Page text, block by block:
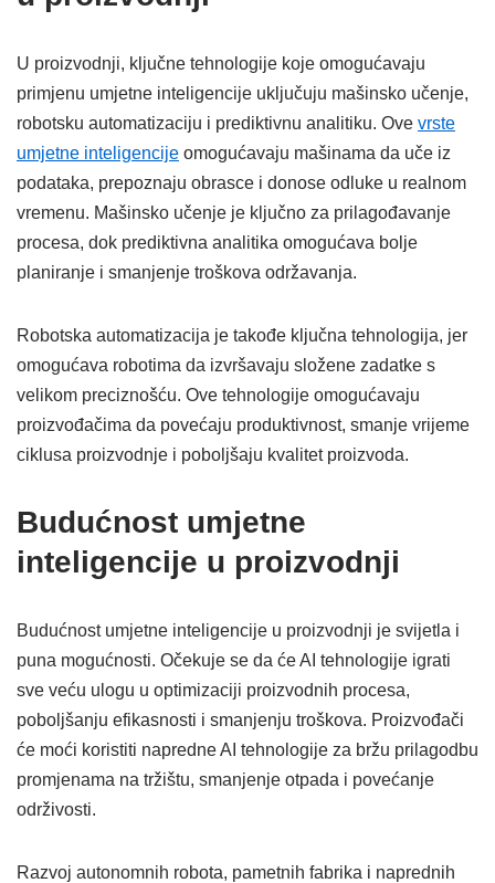
U proizvodnji, ključne tehnologije koje omogućavaju
primjenu umjetne inteligencije uključuju mašinsko učenje,
robotsku automatizaciju i prediktivnu analitiku. Ove vrste
umjetne inteligencije omogućavaju mašinama da uče iz
podataka, prepoznaju obrasce i donose odluke u realnom
vremenu. Mašinsko učenje je ključno za prilagođavanje
procesa, dok prediktivna analitika omogućava bolje
planiranje i smanjenje troškova održavanja.
Robotska automatizacija je takođe ključna tehnologija, jer
omogućava robotima da izvršavaju složene zadatke s
velikom preciznošću. Ove tehnologije omogućavaju
proizvođačima da povećaju produktivnost, smanje vrijeme
ciklusa proizvodnje i poboljšaju kvalitet proizvoda.
Budućnost umjetne
inteligencije u proizvodnji
Budućnost umjetne inteligencije u proizvodnji je svijetla i
puna mogućnosti. Očekuje se da će AI tehnologije igrati
sve veću ulogu u optimizaciji proizvodnih procesa,
poboljšanju efikasnosti i smanjenju troškova. Proizvođači
će moći koristiti napredne AI tehnologije za bržu prilagodbu
promjenama na tržištu, smanjenje otpada i povećanje
održivosti.
Razvoj autonomnih robota, pametnih fabrika i naprednih